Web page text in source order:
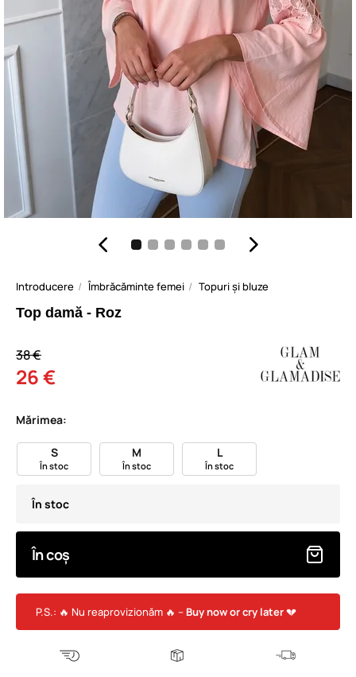
Introducere Îmbrăcăminte femei Topuri și bluze
Top damă - Roz
38 €
26 €
Mărimea:
S
În stoc
M
În stoc
L
În stoc
În stoc
În coș
P.S.: 🔥 Nu reaprovizionăm 🔥 – Buy now or cry later💔